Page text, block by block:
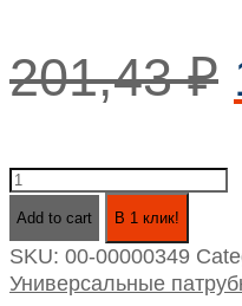
201,43₽
Патрубок
d=16/20
l100
Add to cart В 1 клик!
SKU: 00-00000349
Универсальные